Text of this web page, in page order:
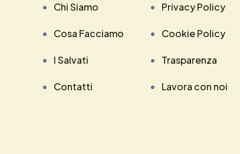
Chi Siamo
Cosa Facciamo
I Salvati
Contatti
Privacy Policy
Cookie Policy
Trasparenza
Lavora con noi